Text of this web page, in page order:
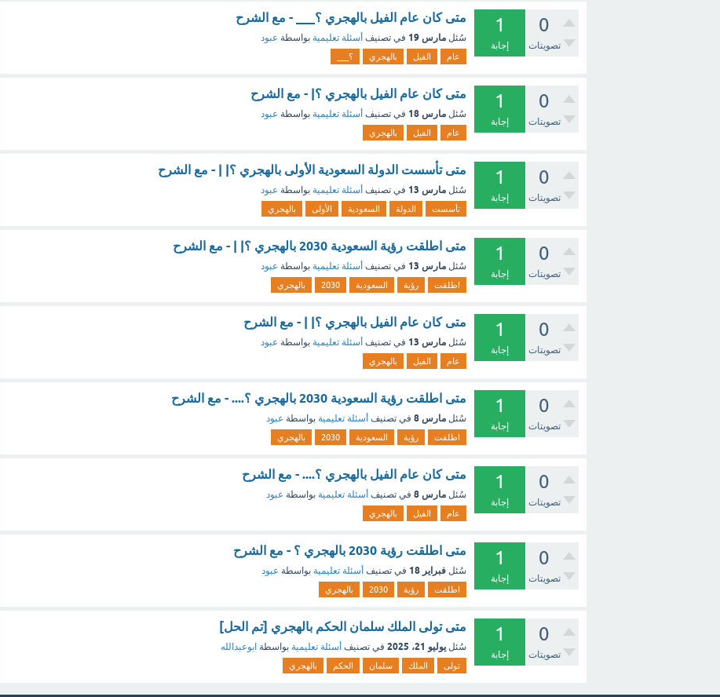
0
تصويتات
1
إجابة
متى كان عام الفيل بالهجري ؟___ - مع الشرح
سُئل مارس 19 في تصنيف أسئلة تعليمية بواسطة عبود
عام الفيل بالهجري ؟___
0
تصويتات
1
إجابة
متى كان عام الفيل بالهجري ؟| - مع الشرح
سُئل مارس 18 في تصنيف أسئلة تعليمية بواسطة عبود
عام الفيل بالهجري
0
تصويتات
1
إجابة
متى تأسست الدولة السعودية الأولى بالهجري ؟| | - مع الشرح
سُئل مارس 13 في تصنيف أسئلة تعليمية بواسطة عبود
تأسست الدولة السعودية الأولى بالهجري
0
تصويتات
1
إجابة
متى اطلقت رؤية السعودية 2030 بالهجري ؟| | - مع الشرح
سُئل مارس 13 في تصنيف أسئلة تعليمية بواسطة عبود
اطلقت رؤية السعودية 2030 بالهجري
0
تصويتات
1
إجابة
متى كان عام الفيل بالهجري ؟| | - مع الشرح
سُئل مارس 13 في تصنيف أسئلة تعليمية بواسطة عبود
عام الفيل بالهجري
0
تصويتات
1
إجابة
متى اطلقت رؤية السعودية 2030 بالهجري ؟.... - مع الشرح
سُئل مارس 8 في تصنيف أسئلة تعليمية بواسطة عبود
اطلقت رؤية السعودية 2030 بالهجري
0
تصويتات
1
إجابة
متى كان عام الفيل بالهجري ؟.... - مع الشرح
سُئل مارس 8 في تصنيف أسئلة تعليمية بواسطة عبود
عام الفيل بالهجري
0
تصويتات
1
إجابة
متى اطلقت رؤية 2030 بالهجري ؟ - مع الشرح
سُئل فبراير 18 في تصنيف أسئلة تعليمية بواسطة عبود
اطلقت رؤية 2030 بالهجري
0
تصويتات
1
إجابة
متى تولى الملك سلمان الحكم بالهجري [تم الحل]
سُئل يوليو 21، 2025 في تصنيف أسئلة تعليمية بواسطة ابوعبدالله
تولى الملك سلمان الحكم بالهجري